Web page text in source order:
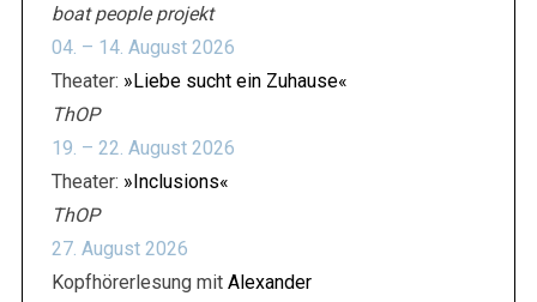
boat people projekt
04. – 14. August 2026
Theater: »Liebe sucht ein Zuhause«
ThOP
19. – 22. August 2026
Theater: »Inclusions«
ThOP
27. August 2026
Kopfhörerlesung mit Alexander